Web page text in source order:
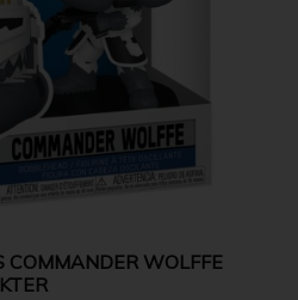
COMMANDER WOLFFE